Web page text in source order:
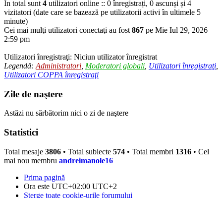
In total sunt 4 utilizatori online :: 0 înregistrați, 0 ascunși și 4
vizitatori (date care se bazează pe utilizatorii activi în ultimele 5
minute)
Cei mai mulţi utilizatori conectaţi au fost 867 pe Mie Iul 29, 2026
2:59 pm
Utilizatori înregistraţi: Niciun utilizator înregistrat
Legendă: Administratori Moderatori globali Utilizatori înregistraţi
Utilizatori COPPA înregistraţi
Zile de naştere
Astăzi nu sărbătorim nici o zi de naştere
Statistici
Total mesaje 3806 • Total subiecte 574 • Total membri 1316 • Cel
mai nou membru andreimanole16
Prima pagină
Ora este UTC+02:00 UTC+2
Şterge toate cookie-urile forumului